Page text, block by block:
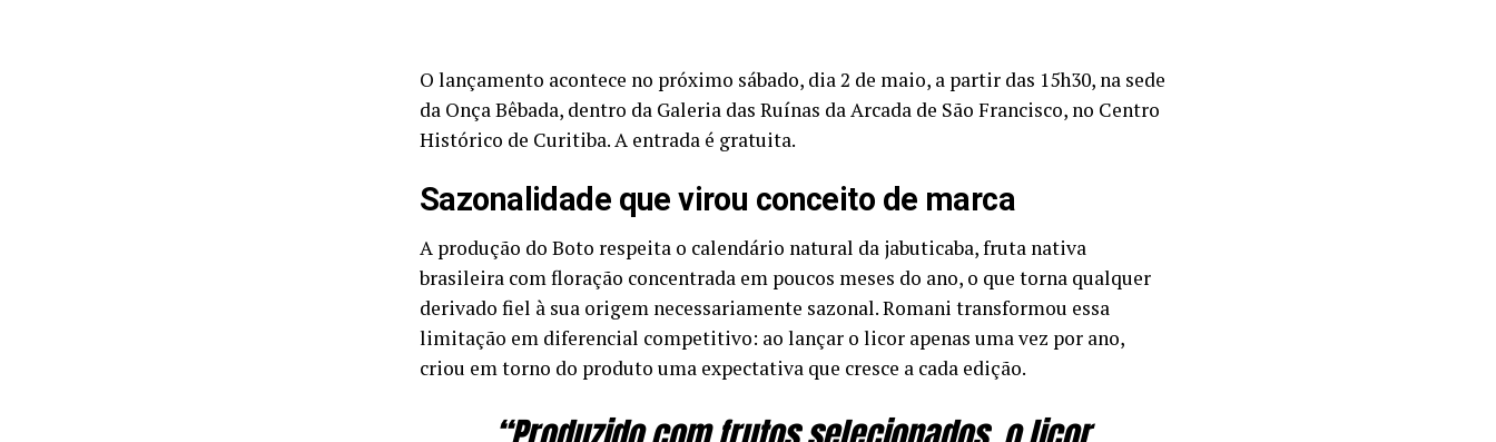
O lançamento acontece no próximo sábado, dia 2 de maio, a partir das 15h30, na sede
da Onça Bêbada, dentro da Galeria das Ruínas da Arcada de São Francisco, no Centro
Histórico de Curitiba. A entrada é gratuita.
Sazonalidade que virou conceito de marca
A produção do Boto respeita o calendário natural da jabuticaba, fruta nativa
brasileira com floração concentrada em poucos meses do ano, o que torna qualquer
derivado fiel à sua origem necessariamente sazonal. Romani transformou essa
limitação em diferencial competitivo: ao lançar o licor apenas uma vez por ano,
criou em torno do produto uma expectativa que cresce a cada edição.